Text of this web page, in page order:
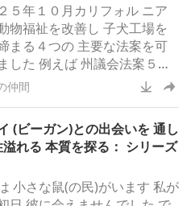
５年１０月カリフォル ニア
物福祉を改善し 子犬工場を
まる４つの 主要な法案を可
した 例えば 州議会法案５０
ペット販売業者に対し 動物
出身地と健康履歴 を開示す
州外で繁殖されたペットの
第三者の仲介業者が販売 する
仲間
(ビーガン)との出会いを 通し
れる 本質を探る： シリーズ
小さな鼠(の民)がいます 私が